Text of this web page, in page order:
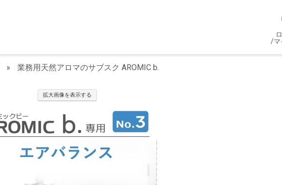
/マ
» 業務用天然アロマのサブスク AROMIC b.
拡大画像を表示する